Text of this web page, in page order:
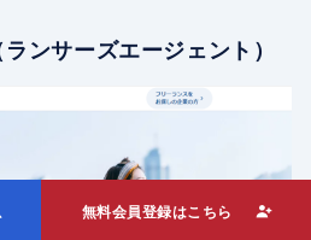
ンサーズエージェント）
無料会員登録はこちら